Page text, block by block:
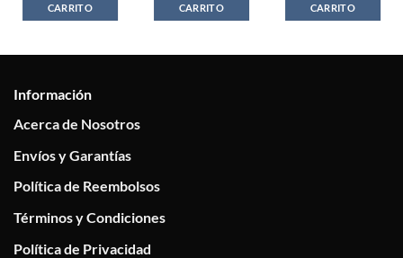
CARRITO
CARRITO
CARRITO
Información
Acerca de Nosotros
Envíos y Garantías
Política de Reembolsos
Términos y Condiciones
Política de Privacidad